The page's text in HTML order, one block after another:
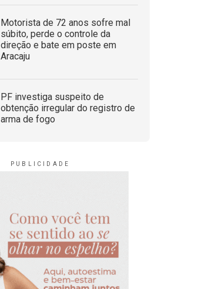
Motorista de 72 anos sofre mal
súbito, perde o controle da
direção e bate em poste em
Aracaju
PF investiga suspeito de
obtenção irregular do registro de
arma de fogo